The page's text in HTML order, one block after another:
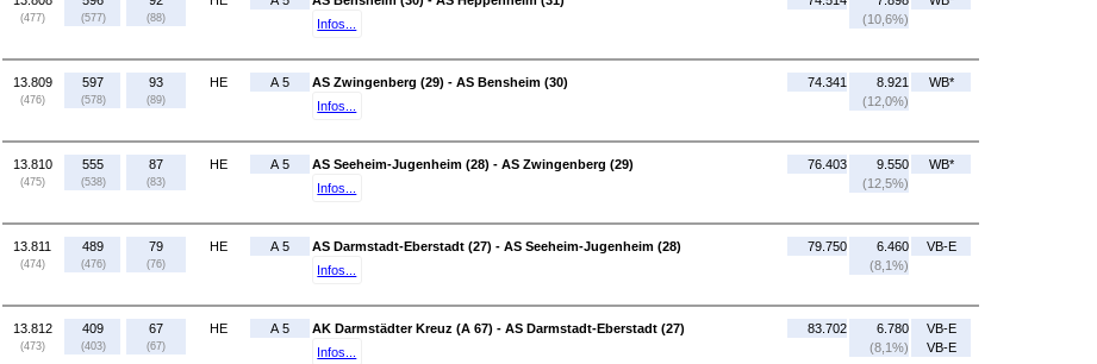
(477) (577) (88)
Infos...
(10,6%)
13.809
(476)
597
(578)
93
(89)
HE A 5
AS Zwingenberg (29) - AS Bensheim (30)
Infos...
74.341
8.921
(12,0%)
WB*
13.810
(475)
555
(538)
87
(83)
HE A 5
AS Seeheim-Jugenheim (28) - AS Zwingenberg (29)
Infos...
76.403
9.550
(12,5%)
WB*
13.811
(474)
489
(476)
79
(76)
HE A 5
AS Darmstadt-Eberstadt (27) - AS Seeheim-Jugenheim (28)
Infos...
79.750
6.460
(8,1%)
VB-E
13.812
(473)
409
(403)
67
(67)
HE A 5
AK Darmstädter Kreuz (A 67) - AS Darmstadt-Eberstadt (27)
Infos...
83.702
6.780
(8,1%)
VB-E
VB-E